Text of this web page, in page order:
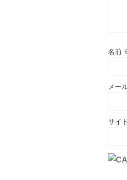
名前
メー
サイト